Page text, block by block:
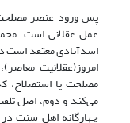
پس ورود عنصر مصلحت
عمل عقلانی است.
اسدآبادی معتقد است
امروز(عقلانیت
مصلحت یا استصلاح،
می‌کند و دوم، اصل
چهارگانه اهل سنت